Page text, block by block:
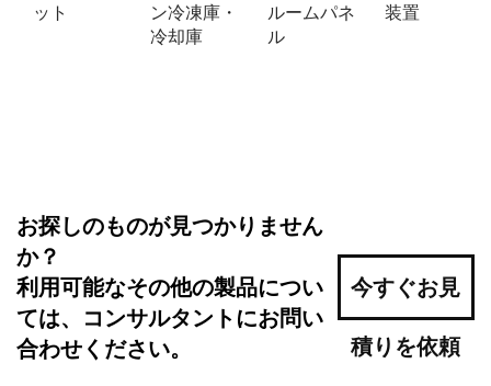
ット
ン冷凍庫・
冷却庫
ルームパネ
ル
装置
お探しのものが見つかりません
か？
利用可能なその他の製品につい
ては、コンサルタントにお問い
合わせください。
今すぐお見
積りを依頼